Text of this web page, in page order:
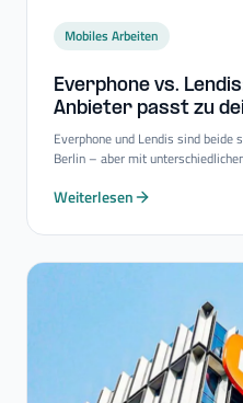
Mobiles Arbeiten
Everphone vs.
Anbieter passt zu
Everphone und Lendis sind beide
Berlin – aber mit
Weiterlesen